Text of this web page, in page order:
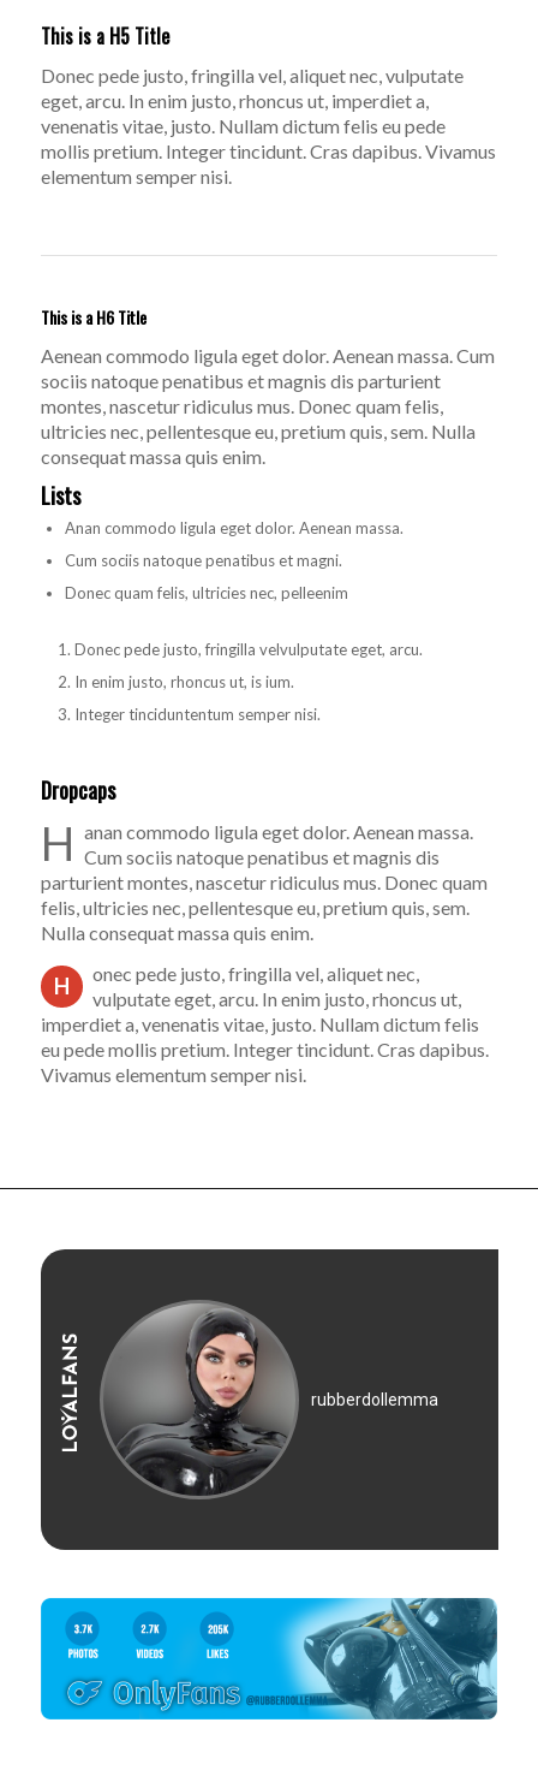
This is a H5 Title
Donec pede justo, fringilla vel, aliquet nec, vulputate
eget, arcu. In enim justo, rhoncus ut, imperdiet a,
venenatis vitae, justo. Nullam dictum felis eu pede
mollis pretium. Integer tincidunt. Cras dapibus. Vivamus
elementum semper nisi.
This is a H6 Title
Aenean commodo ligula eget dolor. Aenean massa. Cum
sociis natoque penatibus et magnis dis parturient
montes, nascetur ridiculus mus. Donec quam felis,
ultricies nec, pellentesque eu, pretium quis, sem. Nulla
consequat massa quis enim.
Lists
Anan commodo ligula eget dolor. Aenean massa.
Cum sociis natoque penatibus et magni.
Donec quam felis, ultricies nec, pelleenim
Donec pede justo, fringilla velvulputate eget, arcu.
In enim justo, rhoncus ut, is ium.
Integer tinciduntentum semper nisi.
Dropcaps
H anan commodo ligula eget dolor. Aenean massa.
Cum sociis natoque penatibus et magnis dis
parturient montes, nascetur ridiculus mus. Donec quam
felis, ultricies nec, pellentesque eu, pretium quis, sem.
Nulla consequat massa quis enim.
H
onec pede justo, fringilla vel, aliquet nec,
vulputate eget, arcu. In enim justo, rhoncus ut,
imperdiet a, venenatis vitae, justo. Nullam dictum felis
eu pede mollis pretium. Integer tincidunt. Cras dapibus.
Vivamus elementum semper nisi.